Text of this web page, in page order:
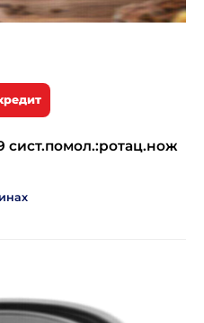
сист.помол.:ротац.нож